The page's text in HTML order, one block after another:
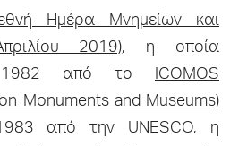
Ημέρα Μνημείων και
2019), η οποία
1982 από το
ICOMOS
Monuments and Museums)
από την UNESCO, η